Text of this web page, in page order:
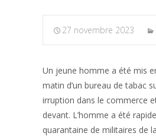
27 novembre 2023
Un jeune homme a été mis
matin d’un bureau de tabac
irruption dans le commerce
devant. L’homme a été
quarantaine de militaires de